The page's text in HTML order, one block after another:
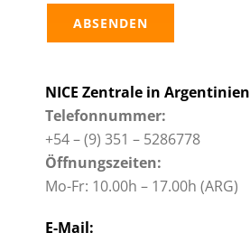
NICE Zentrale in Argentinien
Telefonnummer:
+54 – (9) 351 – 5286778
Öffnungszeiten:
Mo-Fr: 10.00h – 17.00h (ARG)
E-Mail: